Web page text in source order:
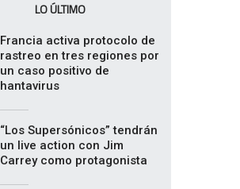
LO ÚLTIMO
Francia activa protocolo de
rastreo en tres regiones por
un caso positivo de
hantavirus
“Los Supersónicos” tendrán
un live action con Jim
Carrey como protagonista